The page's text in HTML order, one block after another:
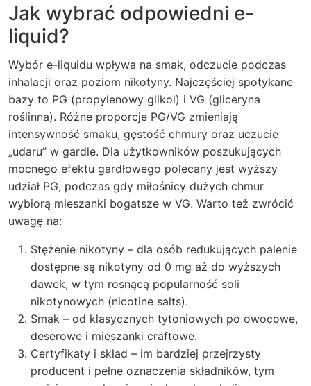
Jak wybrać odpowiedni e-
liquid?
Wybór e-liquidu wpływa na smak, odczucie podczas
inhalacji oraz poziom nikotyny. Najczęściej spotykane
bazy to PG (propylenowy glikol) i VG (gliceryna
roślinna). Różne proporcje PG/VG zmieniają
intensywność smaku, gęstość chmury oraz uczucie
„udaru” w gardle. Dla użytkowników poszukujących
mocnego efektu gardłowego polecany jest wyższy
udział PG, podczas gdy miłośnicy dużych chmur
wybiorą mieszanki bogatsze w VG. Warto też zwrócić
uwagę na:
Stężenie nikotyny – dla osób redukujących palenie
dostępne są nikotyny od 0 mg aż do wyższych
dawek, w tym rosnącą popularność soli
nikotynowych (nicotine salts).
Smak – od klasycznych tytoniowych po owocowe,
deserowe i mieszanki craftowe.
Certyfikaty i skład – im bardziej przejrzysty
producent i pełne oznaczenia składników, tym